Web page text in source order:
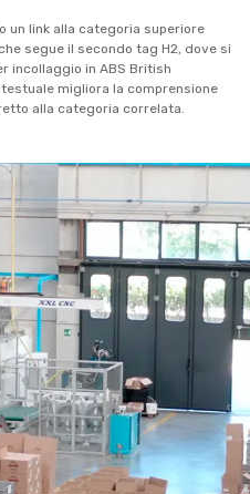
un link alla categoria superiore
segue il secondo tag H2, dove si
incollaggio in ABS British
migliora la comprensione
alla categoria correlata.